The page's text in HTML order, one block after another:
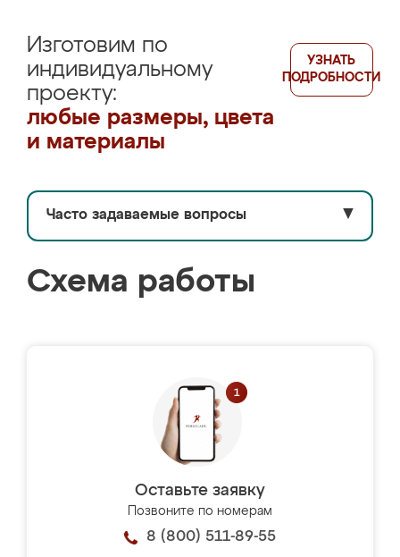
Изготовим по
индивидуальному
проекту:
любые размеры, цвета
и материалы
УЗНАТЬ
ПОДРОБНОСТИ
Часто задаваемые вопросы ▼
Схема работы
Оставьте заявку
Позвоните по номерам
8 (800) 511-89-55